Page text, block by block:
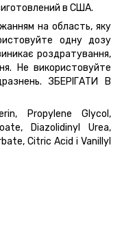
в США.
на область, яку
одну дозу
роздратування,
Не використовуйте
ЗБЕРІГАТИ В
Propylene Glycol,
Diazolidinyl Urea,
Citric Acid і Vanillyl